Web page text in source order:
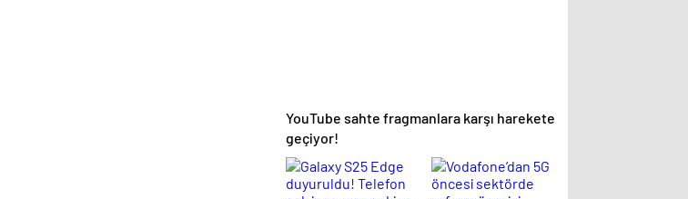
YouTube sahte fragmanlara karşı harekete
geçiyor!